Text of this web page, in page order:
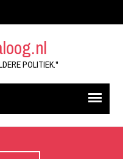
POLITIEK."